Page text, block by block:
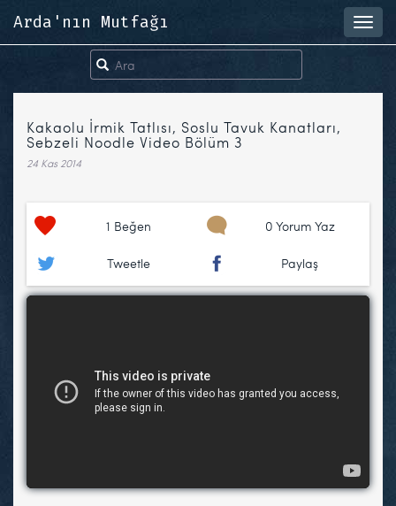
Arda'nın Mutfağı
Kakaolu İrmik Tatlısı, Soslu Tavuk Kanatları,
Sebzeli Noodle Video Bölüm 3
24 Kas 2014
1 Beğen 0 Yorum Yaz
Tweetle Paylaş